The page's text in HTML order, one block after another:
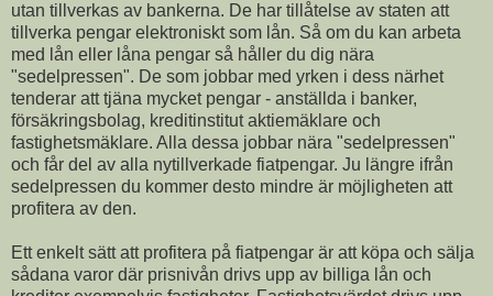
utan tillverkas av bankerna. De har tillåtelse av staten att
tillverka pengar elektroniskt som lån. Så om du kan arbeta
med lån eller låna pengar så håller du dig nära
"sedelpressen". De som jobbar med yrken i dess närhet
tenderar att tjäna mycket pengar - anställda i banker,
försäkringsbolag, kreditinstitut aktiemäklare och
fastighetsmäklare. Alla dessa jobbar nära "sedelpressen"
och får del av alla nytillverkade fiatpengar. Ju längre ifrån
sedelpressen du kommer desto mindre är möjligheten att
profitera av den.
Ett enkelt sätt att profitera på fiatpengar är att köpa och sälja
sådana varor där prisnivån drivs upp av billiga lån och